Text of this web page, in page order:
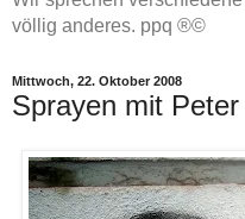
völlig anderes. ppq ®©
Mittwoch, 22. Oktober 2008
Sprayen mit Peter